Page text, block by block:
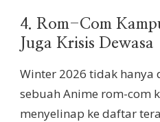
4. Rom-Com
Juga Krisis Dewasa
Winter 2026 tidak
sebuah Anime rom-com
menyelinap ke daftar